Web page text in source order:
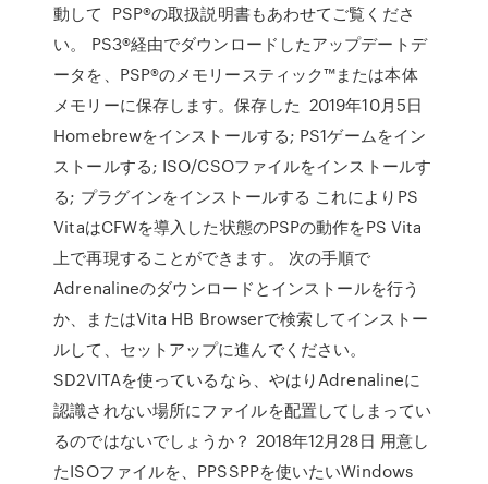
動して PSP®の取扱説明書もあわせてご覧くださ
い。 PS3®経由でダウンロードしたアップデートデ
ータを、PSP®のメモリースティック™または本体
メモリーに保存します。保存した 2019年10月5日
Homebrewをインストールする; PS1ゲームをイン
ストールする; ISO/CSOファイルをインストールす
る; プラグインをインストールする これによりPS
VitaはCFWを導入した状態のPSPの動作をPS Vita
上で再現することができます。 次の手順で
Adrenalineのダウンロードとインストールを行う
か、またはVita HB Browserで検索してインストー
ルして、セットアップに進んでください。
SD2VITAを使っているなら、やはりAdrenalineに
認識されない場所にファイルを配置してしまってい
るのではないでしょうか？ 2018年12月28日 用意し
たISOファイルを、PPSSPPを使いたいWindows